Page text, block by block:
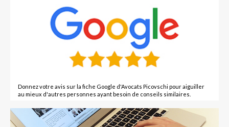
Donnez votre avis sur la fiche Google d'Avocats Picovschi pour aiguiller
au mieux d'autres personnes ayant besoin de conseils similaires.